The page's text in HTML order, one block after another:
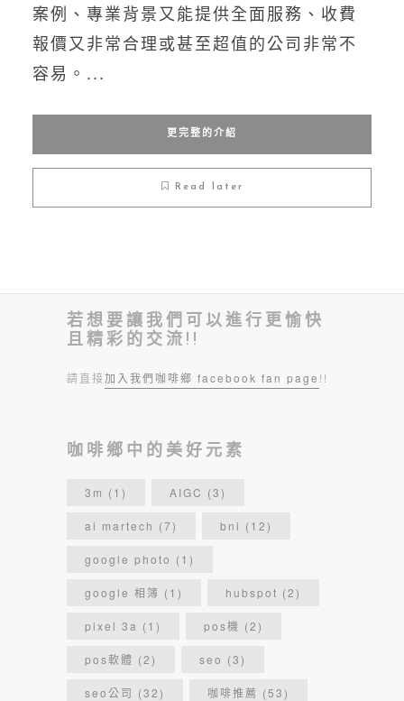
網頁設計
案例、專業背景又能提供全面服務、收費
報價又非常合理或甚至超值的公司非常不
容易。...
更完整的介紹
Read later
若想要讓我們可以進行更愉快
且精彩的交流!!
請直接加入我們咖啡鄉 facebook fan page !!
咖啡鄉中的美好元素
3m (1) AIGC (3)
ai martech (7) bni (12)
google photo (1)
google 相簿 (1) hubspot (2)
pixel 3a (1) pos機 (2)
pos軟體 (2) seo (3)
seo公司 (32) 咖啡推薦 (53)